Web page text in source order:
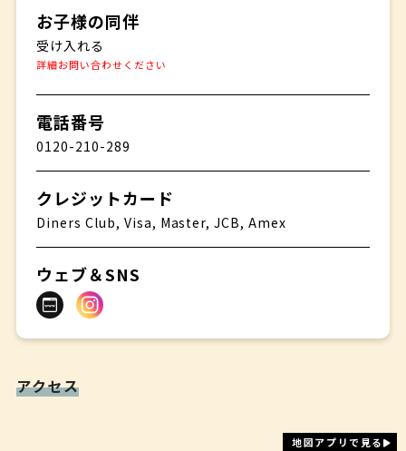
お子様の同伴
受け入れる
詳細お問い合わせください
電話番号
0120-210-289
クレジットカード
Diners Club, Visa, Master, JCB, Amex
ウェブ＆SNS
アクセス
地図アプリで見る